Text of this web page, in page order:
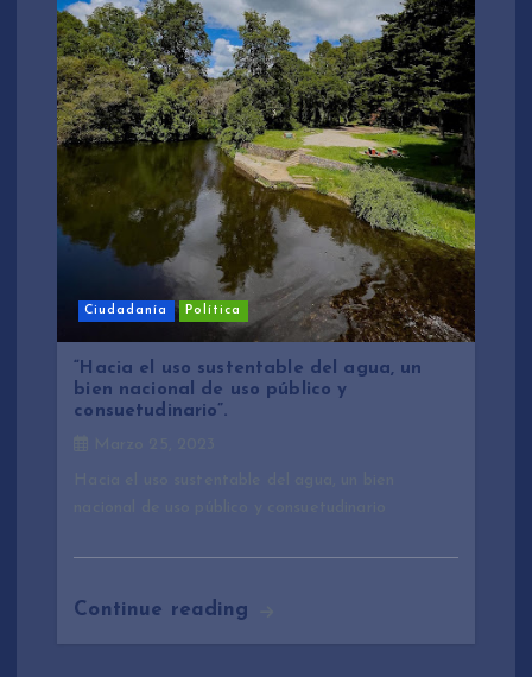
Ciudadanía Política
“Hacia el uso sustentable del agua, un
bien nacional de uso público y
consuetudinario”.
Continue reading